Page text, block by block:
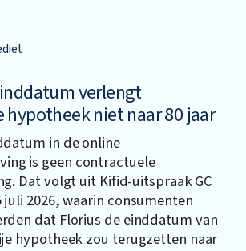
verlengt
hypotheek niet naar 80 jaar
in de online
is geen contractuele
Dat volgt uit Kifid-uitspraak GC
juli 2026, waarin consumenten
dat Florius de einddatum van
hypotheek zou terugzetten naar